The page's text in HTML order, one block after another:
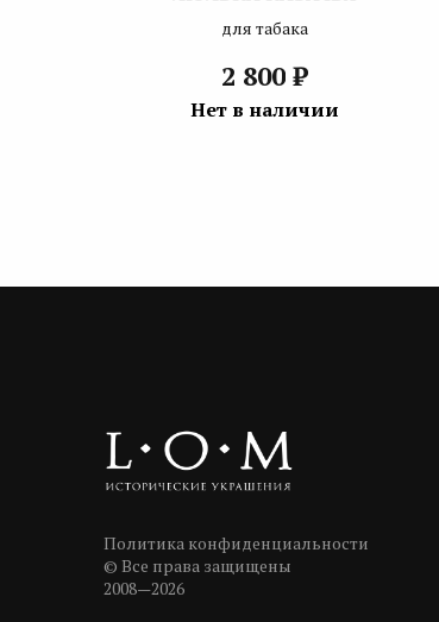
для табака
2 800 ₽
Нет в наличии
Политика конфиденциальности
© Все права защищены
2008—2026